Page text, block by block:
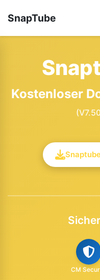
SnapTube
Kostenloser
CM